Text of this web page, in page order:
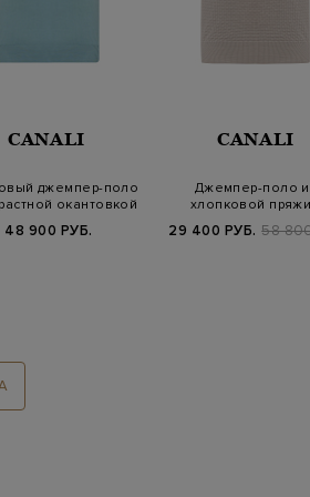
CANALI
джемпер-поло
окантовкой
48 900 РУБ.
CANALI
Джемпер-поло
хлопковой
29 400 РУБ. 58